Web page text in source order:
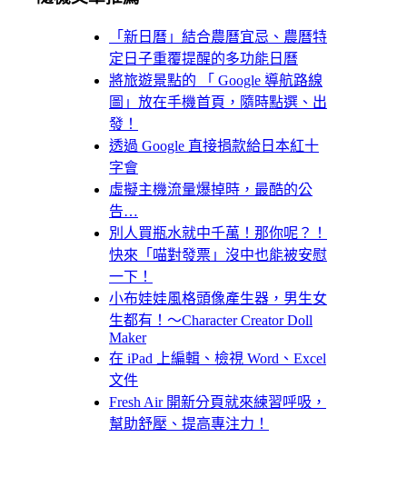
「新日曆」結合農曆宜忌、農曆特
定日子重覆提醒的多功能日曆
將旅遊景點的 「 Google 導航路線
圖」放在手機首頁，隨時點選、出
發！
透過 Google 直接捐款給日本紅十
字會
虛擬主機流量爆掉時，最酷的公
告…
別人買瓶水就中千萬！那你呢？！
快來「喵對發票」沒中也能被安慰
一下！
小布娃娃風格頭像產生器，男生女
生都有！～Character Creator Doll
Maker
在 iPad 上編輯、檢視 Word、Excel
文件
Fresh Air 開新分頁就來練習呼吸，
幫助舒壓、提高專注力！